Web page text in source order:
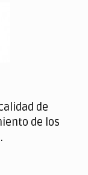
de
de los